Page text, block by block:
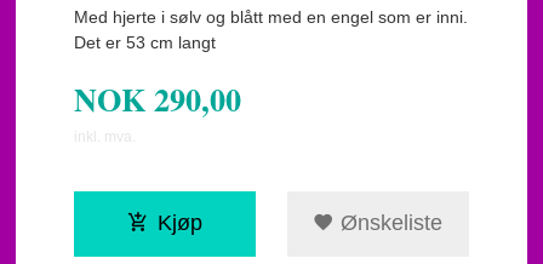
Med hjerte i sølv og blått med en engel som er inni.
Det er 53 cm langt
NOK290,00
inkl. mva.
Kjøp Ønskeliste